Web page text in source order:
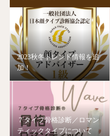
2023秋冬トレンド情報を追
加！
７タイプ骨格診断／ロマン
ティックタイプについて